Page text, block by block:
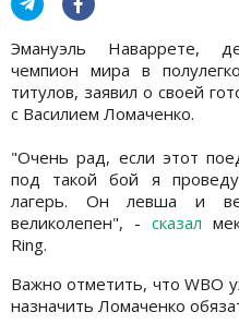
Эмануэль Наваррете,
чемпион мира в
титулов, заявил о своей
с Василием Ломаченко.
"Очень рад, если этот
под такой бой я
лагерь. Он левша и
великолепен", - сказал
Ring.
Важно отметить, что WBO
назначить Ломаченко